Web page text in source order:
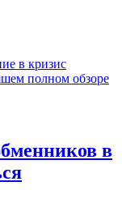
в кризис
полном обзоре
в